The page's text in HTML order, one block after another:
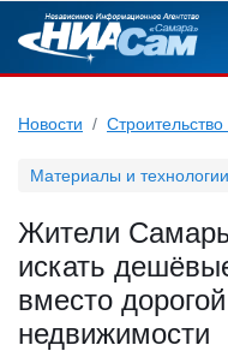
Новости
Материалы и технологии
Жители
искать
вместо
недвижимости